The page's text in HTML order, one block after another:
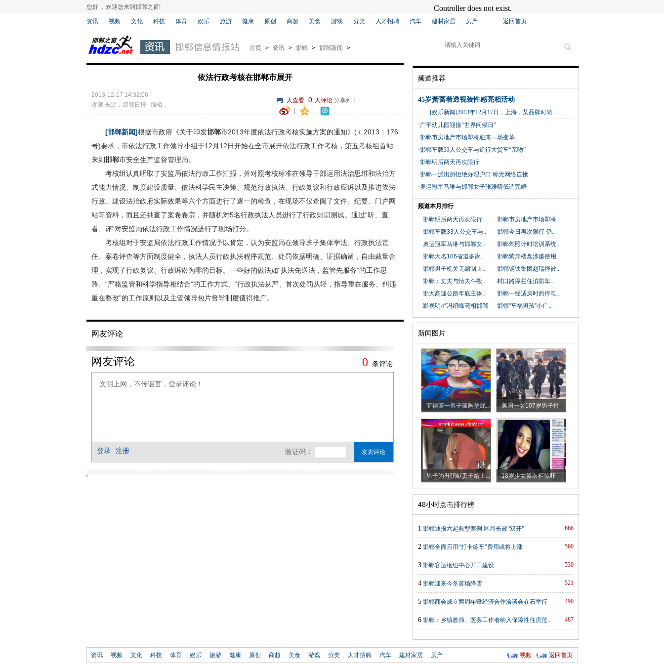
您好 ，欢迎您来到邯郸之窗!
资讯 视频 文化 科技 体育 娱乐 旅游 健康 原创 商超 美食 游戏 分类 人才招聘 汽车 建材家居 房产 返回首页
首页 > 资讯 > 邯郸 > 邯郸新闻 >
依法行政考核在邯郸市展开
人查看 0 人评论分享到：
2013-12-17 14:32:06
收藏 来源：邯郸日报 编辑：
[邯郸新闻]根据市政府《关于印发邯郸市2013年度依法行政考核实施方案的通知》(﹝2013﹞176
号)要求，市依法行政工作领导小组于12月12日开始在全市展开依法行政工作考核，第五考核组首站
来到邯郸市安全生产监督管理局。
考核组认真听取了安监局依法行政工作汇报，并对照考核标准在领导干部运用法治思维和法治方
式能力情况、制度建设质量、依法科学民主决策、规范行政执法、行政复议和行政应诉以及推进依法
行政、建设法治政府实际效果等六个方面进行了逐一的检查，在现场不仅查阅了文件、纪要、门户网
站等资料，而且还抽查了案卷卷宗，并随机对5名行政执法人员进行了行政知识测试。通过“听、查、
看、评”对安监局依法行政工作情况进行了现场打分。
考核组对于安监局依法行政工作情况予以肯定，认为安监局在领导班子集体学法、行政执法责
任、案卷评查等方面制度健全，执法人员行政执法程序规范、处罚依据明确、证据确凿，自由裁量合
理，实现了行政复议、行政诉讼为零的目标。一些好的做法如“执法先送法，监管先服务”的工作思
路、“严格监管和科学指导相结合”的工作方式、“行政执法从严、首次处罚从轻，指导重在服务、纠违
重在整改”的工作原则以及主管领导包片督导制度值得推广。
网友评论
频道推荐
45岁萧蔷着透视装性感亮相活动
[娱乐新闻]2013年12月17日，上海，某品牌时尚...
·广平幼儿园迎接“世界问候日”
·邯郸市房地产市场即将迎来一场变革
·邯郸车载33人公交车与逆行大货车“亲吻”
·邯郸明后两天再次限行
·邯郸一派出所拒绝办理户口 称无网络连接
·奥运冠军马琳与邯郸女子张雅晴低调完婚
频道本月排行
邯郸明后两天再次限行
邯郸市房地产市场即将..
邯郸车载33人公交车与..
邯郸今日再次限行 仍..
奥运冠军马琳与邯郸女..
邯郸驾照计时培训系统..
邯郸大名106省道多家..
邯郸紫岸楼盘涉嫌使用..
邯郸男子机关无编制上..
邯郸钢铁集团赵瑞祥被..
邯郸：丈夫与情夫斗殴..
村口路障拦住消防车 ..
邯大高速公路年底主体..
邯郸一经适房时而停电..
影视明星冯绍峰亮相邯郸
邯郸“车祸男孩”小广..
新闻图片
菲律宾一男子隆胸垫屁...
美国一名107岁男子持
枪...
男子为升职献妻子给上...
18岁少女躲衣柜惊吓
朋...
48小时点击排行榜
666
1 邯郸通报六起典型案例 区局长被“双开”
560
2 邯郸全面启用“打卡练车”费用或将上涨
530
3 邯郸客运枢纽中心开工建设
521
4 邯郸迎来今冬首场降雪
490
5 邯郸商会成立两周年暨经济合作洽谈会在石举行
487
6 邯郸：乡镇教师、医务工作者纳入保障性住房范..
资讯 视频 文化 科技 体育 娱乐 旅游 健康 原创 商超 美食 游戏 分类 人才招聘 汽车 建材家居 房产 返回首页
视频